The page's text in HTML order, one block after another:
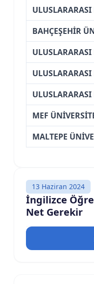
BAHÇEŞEHİR
MEF
MALTEPE
13 Haziran 2024
İngilizce
Net Gerekir